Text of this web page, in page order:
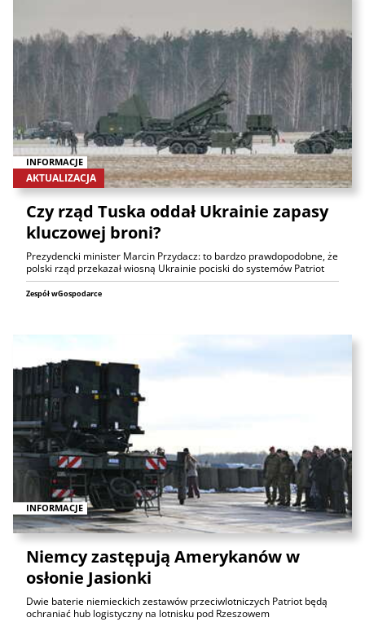
INFORMACJE
AKTUALIZACJA
Czy rząd Tuska oddał Ukrainie zapasy
kluczowej broni?
Prezydencki minister Marcin Przydacz: to bardzo prawdopodobne, że
polski rząd przekazał wiosną Ukrainie pociski do systemów Patriot
Zespół wGospodarce
INFORMACJE
Niemcy zastępują Amerykanów w
osłonie Jasionki
Dwie baterie niemieckich zestawów przeciwlotniczych Patriot będą
ochraniać hub logistyczny na lotnisku pod Rzeszowem